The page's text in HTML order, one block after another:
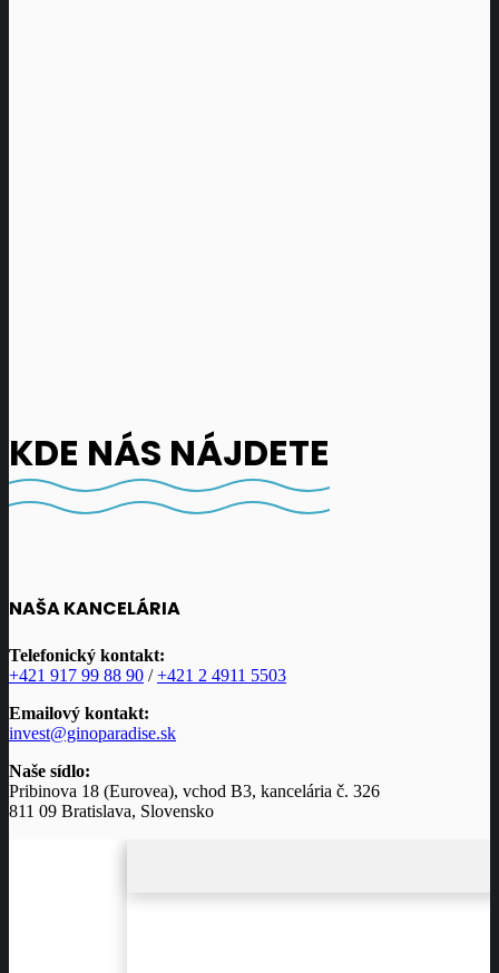
KDE NÁS NÁJDETE
NAŠA KANCELÁRIA
Telefonický kontakt:
+421 917 99 88 90 /+421 2 4911 5503
Emailový kontakt:
invest@ginoparadise.sk
Naše sídlo:
Pribinova 18 (Eurovea), vchod B3, kancelária č. 326
811 09 Bratislava, Slovensko